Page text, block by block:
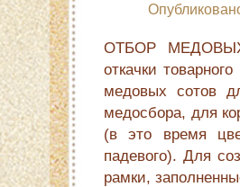
ОТБОР
откачки
медовых сотов
медосбора, для
(в это время
падевого). Для
рамки,